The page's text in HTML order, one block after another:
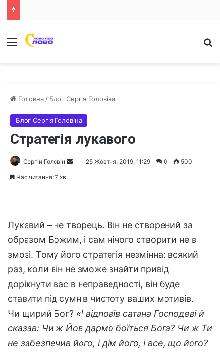
Меню
Головна / Блог Сергія Головіна
Блог Сергія Головіна
Стратегія лукавого
Сергій Головін
m
a
i
25 Жовтня, 2019, 11:29 0 500
Час читання: 7 хв.
Лукавий – не творець. Він не створений за
образом Божим, і сам нічого створити не в
змозі. Тому його стратегія незмінна: всякий
раз, коли він не зможе знайти привід
дорікнути вас в неправедності, він буде
ставити під сумнів чистоту ваших мотивів.
Чи щирий Бог? «І відповів сатана Господеві й
сказав: Чи ж Йов дармо боїться Бога? Чи ж Ти
не забезпечив його, і дім його, і все, що його?